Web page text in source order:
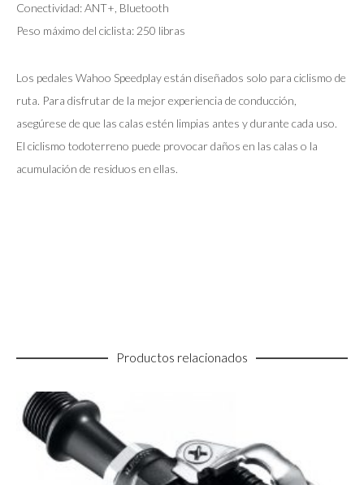
Conectividad: ANT+, Bluetooth
Peso máximo del ciclista: 250 libras
Los pedales Wahoo Speedplay están diseñados solo para ciclismo de
ruta. Para disfrutar de la mejor experiencia de conducción,
asegúrese de que las calas estén limpias antes y durante cada uso.
El ciclismo todoterreno puede provocar daños en las calas o la
acumulación de residuos en ellas.
Productos relacionados